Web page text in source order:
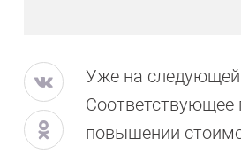
Уже на следующей
Соответствующее
повышении